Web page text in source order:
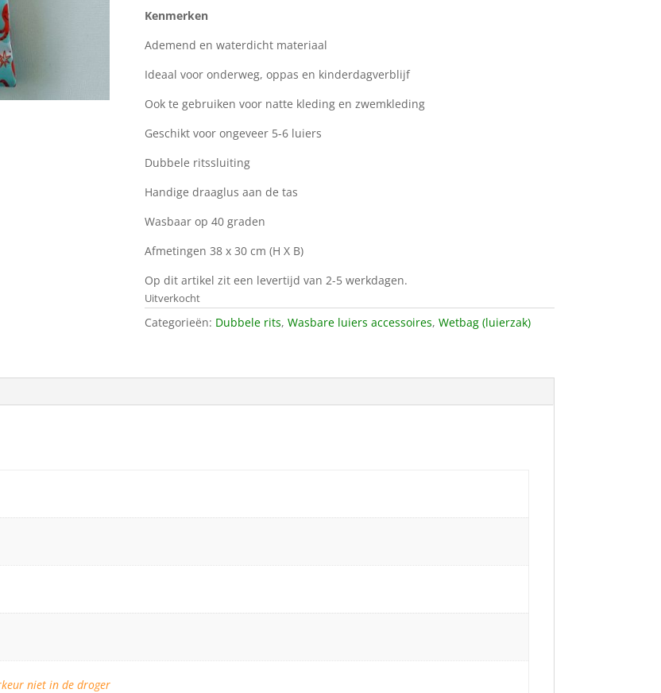
Kenmerken
Ademend en waterdicht materiaal
Ideaal voor onderweg, oppas en kinderdagverblijf
Ook te gebruiken voor natte kleding en zwemkleding
Geschikt voor ongeveer 5-6 luiers
Dubbele ritssluiting
Handige draaglus aan de tas
Wasbaar op 40 graden
Afmetingen 38 x 30 cm (H X B)
Op dit artikel zit een levertijd van 2-5 werkdagen.
Uitverkocht
Categorieën: Dubbele rits, Wasbare luiers accessoires, Wetbag (luierzak)
niet in de droger